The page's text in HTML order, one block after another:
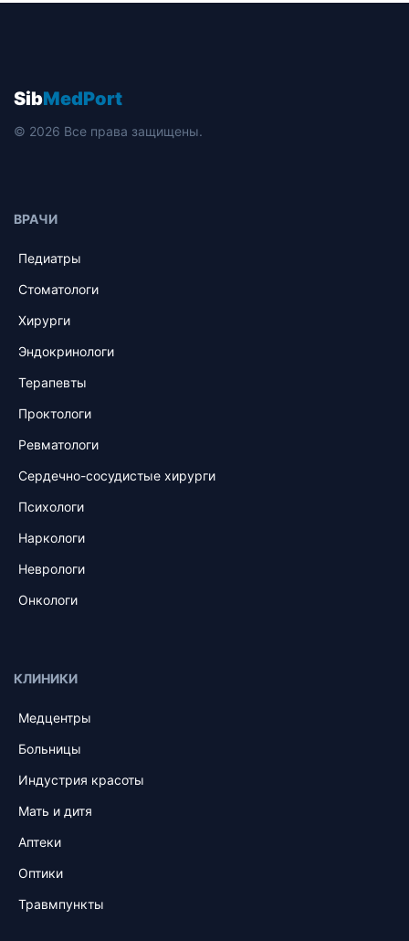
SibMedPort
© 2026 Все права защищены.
ВРАЧИ
Педиатры
Стоматологи
Хирурги
Эндокринологи
Терапевты
Проктологи
Ревматологи
Сердечно-сосудистые хирурги
Психологи
Наркологи
Неврологи
Онкологи
КЛИНИКИ
Медцентры
Больницы
Индустрия красоты
Мать и дитя
Аптеки
Оптики
Травмпункты